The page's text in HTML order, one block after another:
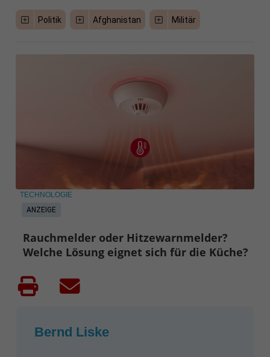
Politik Afghanistan Militär
ANZEIGE
TECHNOLOGIE
Rauchmelder oder Hitzewarnmelder?
Welche Lösung eignet sich für die Küche?
Bernd Liske